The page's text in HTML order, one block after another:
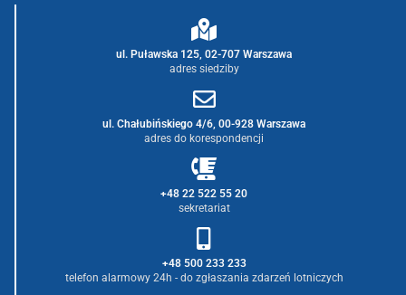
ul. Puławska 125, 02-707 Warszawa
adres siedziby
ul. Chałubińskiego 4/6, 00-928 Warszawa
adres do korespondencji
+48 22 522 55 20
sekretariat
+48 500 233 233
telefon alarmowy 24h - do zgłaszania zdarzeń lotniczych